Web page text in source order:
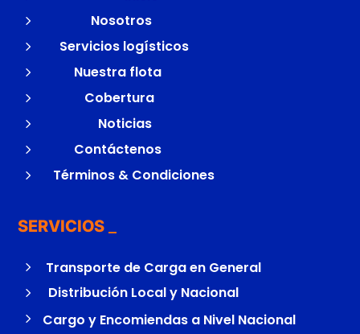
5 Nosotros
5 Servicios logísticos
5 Nuestra flota
5 Cobertura
5 Noticias
5 Contáctenos
5 Términos & Condiciones
SERVICIOS
5 Transporte de Carga en General
5 Distribución Local y Nacional
5 Cargo y Encomiendas a Nivel Nacional